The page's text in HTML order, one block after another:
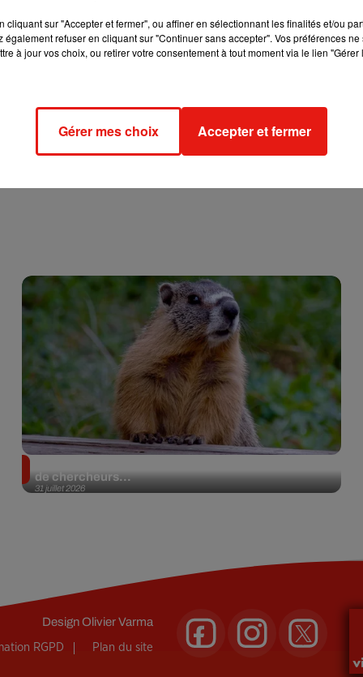
en fâcheuse position dans une voiture stationnée tout
département. Mais cette fois-ci, les tourtereaux
imposé par le gouvernement pour chaque sortie à l'extérieur.
31 juillet 2026
de chercheurs...
DesignOlivier Varma
RGPD Plan du site
cliquant sur "Accepter et fermer", ou affiner en sélectionnant les finalités et/ou
également refuser en cliquant sur "Continuer sans accepter". Vos préférences
à jour vos choix, ou retirer votre consentement à tout moment via le lien
Gérer mes choix Accepter et fermer